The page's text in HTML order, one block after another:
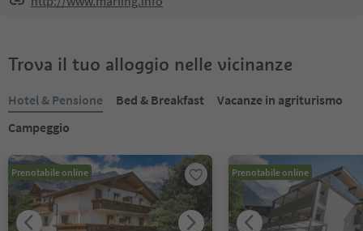
Trova il tuo alloggio nelle vicinanze
Hotel & Pensione Bed & Breakfast
Vacanze in agriturismo
Campeggio
Prenotabile online Prenotabile online